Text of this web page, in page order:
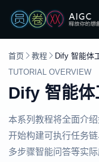
首页 教程
Dify 智能体
TUTORIAL OVERVIEW
Dify 智能体
本系列教程将全面介
开始构建可执行任务
多步骤智能问答等实